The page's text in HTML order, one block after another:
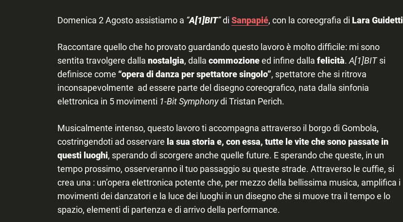
Domenica 2 Agosto assistiamo a “A[1]BIT”di Sanpapié, con la coreografia di Lara Guidetti
Raccontare quello che ho provato guardando questo lavoro è molto difficile: mi sono
sentita travolgere dalla nostalgia, dalla commozioneed infine dalla felicità.A[1]BITsi
definisce come “opera di danza per spettatore singolo”, spettatore che si ritrova
inconsapevolmente ad essere parte del disegno coreografico, nata dalla sinfonia
elettronica in 5 movimenti 1-Bit Symphonydi Tristan Perich.
Musicalmente intenso, questo lavoro ti accompagna attraverso il borgo di Gombola,
costringendoti ad osservare la sua storia e, con essa, tutte le vite che sono passate in
questi luoghi, sperando di scorgere anche quelle future. E sperando che queste, in un
tempo prossimo, osserveranno il tuo passaggio su queste strade. Attraverso le cuffie, si
crea una : un’opera elettronica potente che, per mezzo della bellissima musica, amplifica i
movimenti dei danzatori e la luce dei luoghi in un disegno che si muove tra il tempo e lo
spazio, elementi di partenza e di arrivo della performance.